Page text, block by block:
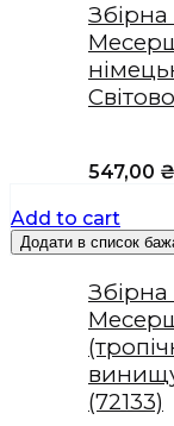
547,00 ₴
Add to cart
Додати в список
(72133)